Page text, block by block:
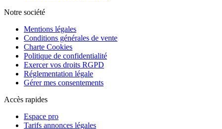
Notre société
Mentions légales
Conditions générales de vente
Charte Cookies
Politique de confidentialité
Exercer vos droits RGPD
Réglementation légale
Gérer mes consentements
Accès rapides
Espace pro
Tarifs annonces légales